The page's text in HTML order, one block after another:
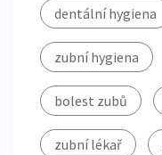
dentální hygiena
zubní hygiena
bolest zubů
zubní lékař